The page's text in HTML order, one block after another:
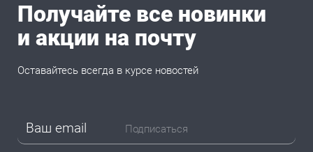
Получайте все новинки
и акции на почту
Оставайтесь всегда в курсе новостей
Подписаться